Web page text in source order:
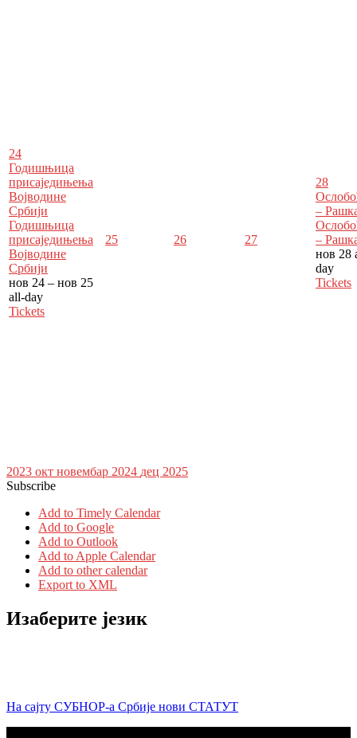
24
Годишњица
присаједињења
Војводине
Србији
Годишњица
присаједињења
Војводине
Србији
нов 24 – нов 25
all-day
Tickets
25 26 27
28
–
–
нов 28
day
Tickets
2023 окт новембар 2024 дец 2025
Subscribe
Add to Timely Calendar
Add to Google
Add to Outlook
Add to Apple Calendar
Add to other calendar
Export to XML
Изаберите језик
На сајту СУБНОР-а Србије нови СТАТУТ